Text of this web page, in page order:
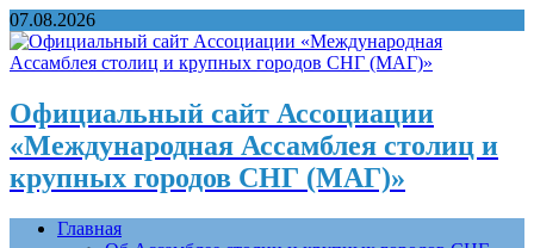
07.08.2026
Официальный сайт Ассоциации
«Международная Ассамблея столиц и
крупных городов СНГ (МАГ)»
Главная